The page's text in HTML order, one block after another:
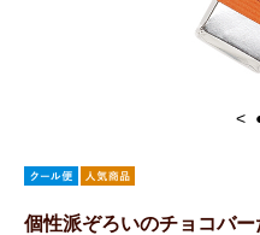
<
個性派ぞろいのチョコバー